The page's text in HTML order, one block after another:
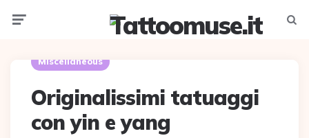
Miscellaneous
Originalissimi tatuaggi
con yin e yang